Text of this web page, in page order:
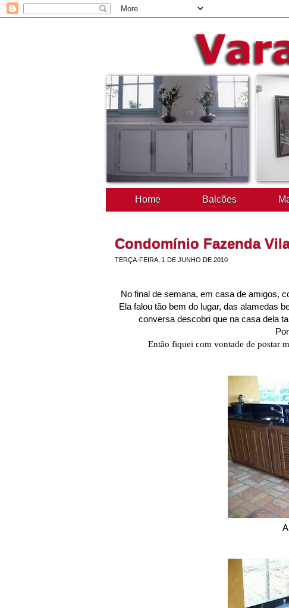
Home Balcões
Condomínio Fazenda
TERÇA-FEIRA, 1 DE JUNHO DE 2010
No final de semana, em casa de amigos,
Ela falou tão bem do lugar, das alamedas
conversa descobri que na casa dela
Então fiquei com vontade de postar